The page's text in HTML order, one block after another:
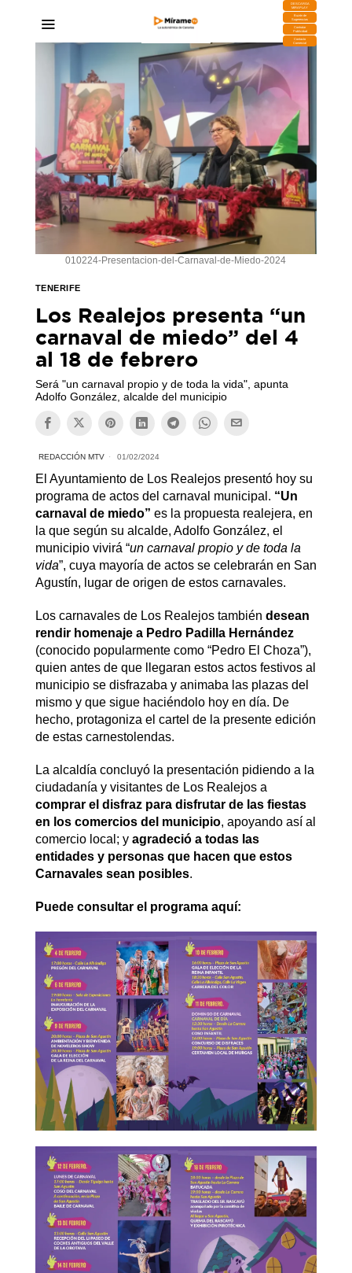
DESCARGA
MIRAPLAY
Buzón de
Sugerencias
Contratar
Publicidad
Contacto
Comercial
010224-Presentacion-del-Carnaval-de-Miedo-2024
TENERIFE
Los Realejos presenta “un
carnaval de miedo” del 4
al 18 de febrero
Será "un carnaval propio y de toda la vida", apunta
Adolfo González, alcalde del municipio
REDACCIÓN MTV 01/02/2024
El Ayuntamiento de Los Realejos presentó hoy su
programa de actos del carnaval municipal. “Un
carnaval de miedo” es la propuesta realejera, en
la que según su alcalde, Adolfo González, el
municipio vivirá “un carnaval propio y de toda la
vida”, cuya mayoría de actos se celebrarán en San
Agustín, lugar de origen de estos carnavales.
Los carnavales de Los Realejos también desean
rendir homenaje a Pedro Padilla Hernández
(conocido popularmente como “Pedro El Choza”),
quien antes de que llegaran estos actos festivos al
municipio se disfrazaba y animaba las plazas del
mismo y que sigue haciéndolo hoy en día. De
hecho, protagoniza el cartel de la presente edición
de estas carnestolendas.
La alcaldía concluyó la presentación pidiendo a la
ciudadanía y visitantes de Los Realejos a
comprar el disfraz para disfrutar de las fiestas
en los comercios del municipio, apoyando así al
comercio local; y agradeció a todas las
entidades y personas que hacen que estos
Carnavales sean posibles.
Puede consultar el programa aquí: